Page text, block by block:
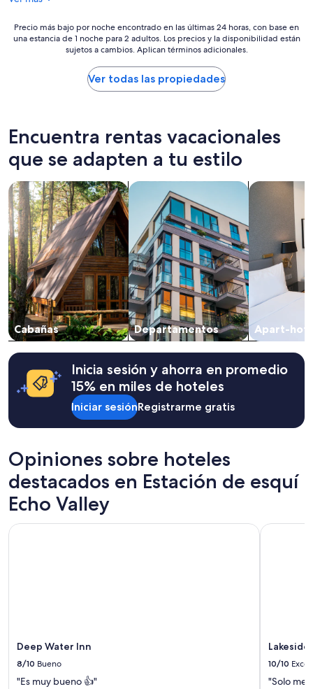
m
a
b
l
”
a
d
d
e
o
s
d
e
s
a
y
u
n
o
s
d
e
r
o
e
c
e
l
n
e
Precio
más
últimas
24
horas,
con
base
en
una
estancia
de
1
noche
para
2
adultos.
Los
precios
y
la
disponibilidad
están
sujetos
Aplican
términos
Precio más bajo por noche encontrado en las últimas 24 horas, con base en
una estancia de 1 noche para 2 adultos. Los precios y la disponibilidad están
sujetos a cambios. Aplican términos adicionales.
Ver todas las propiedades
Encuentra rentas vacacionales
que se adapten a tu estilo
Cabañas
Buscar cabañas
Departamentos
Buscar departamentos
Apart-
Buscar
Inicia sesión y ahorra en promedio
15% en miles de hoteles
Iniciar sesiónRegistrarme gratis
Opiniones sobre hoteles
destacados en Estación de esquí
Echo Valley
Deep Water Inn
8/10 Bueno
"Es muy bueno 👍"
Deep Water Inn
10/10
"Solo
Lakeside